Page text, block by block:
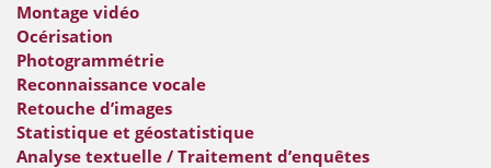
Montage vidéo
Océrisation
Photogrammétrie
Reconnaissance vocale
Retouche d’images
Statistique et géostatistique
Analyse textuelle / Traitement d’enquêtes